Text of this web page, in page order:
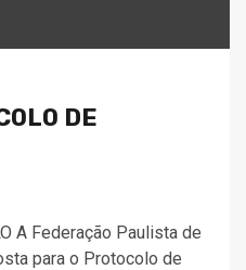
DE
A Federação Paulista de
para o Protocolo de